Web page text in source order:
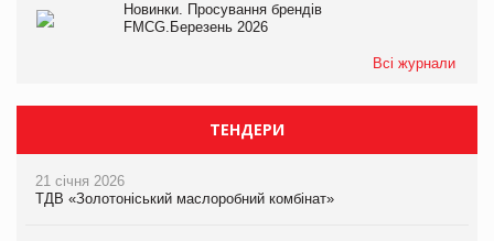
Новинки. Просування брендів
FMCG.Березень 2026
Всі журнали
ТЕНДЕРИ
21 січня 2026
ТДВ «Золотоніський маслоробний комбінат»